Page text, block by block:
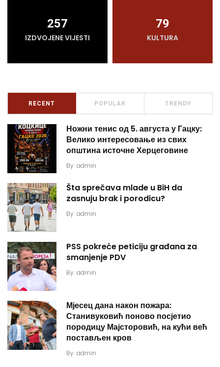
257
IZDVOJENE VIJESTI
79
KULTURA
RECENT POPULAR TRENDY
Ножни тенис од 5. августа у Гацку:
Велико интересовање из свих
општина источне Херцеговине
By admin
Šta sprečava mlade u BiH da
zasnuju brak i porodicu?
By admin
PSS pokreće peticiju građana za
smanjenje PDV
By admin
Мјесец дана након пожара:
Станивуковић поново посјетио
породицу Мајсторовић, на кући већ
постављен кров
By admin